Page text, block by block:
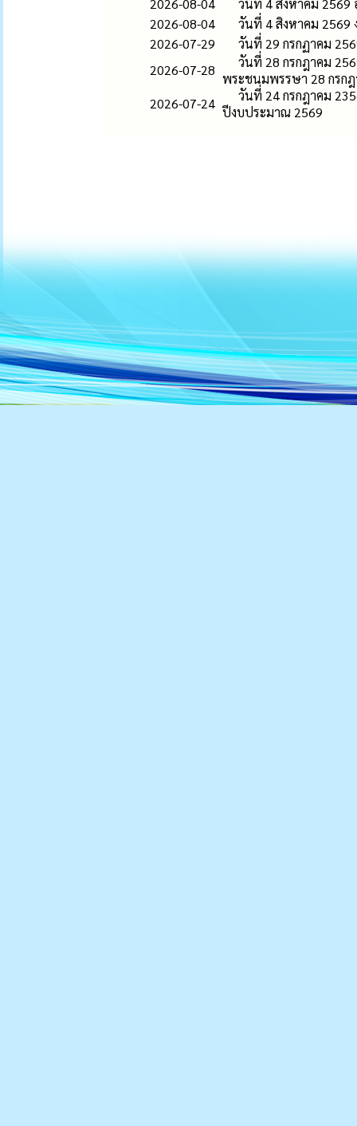
2026-08-04
วันที่ 4 สิงหาคม 2569
2026-08-04
วันที่ 4 สิงหาคม 2569
2026-07-29
วันที่ 29 กรกฏาคม
2026-07-28
วันที่ 28 กรกฎาคม
พระชนมพรรษา 28 กรก
2026-07-24
วันที่ 24 กรกฎาคม
ปีงบประมาณ 2569